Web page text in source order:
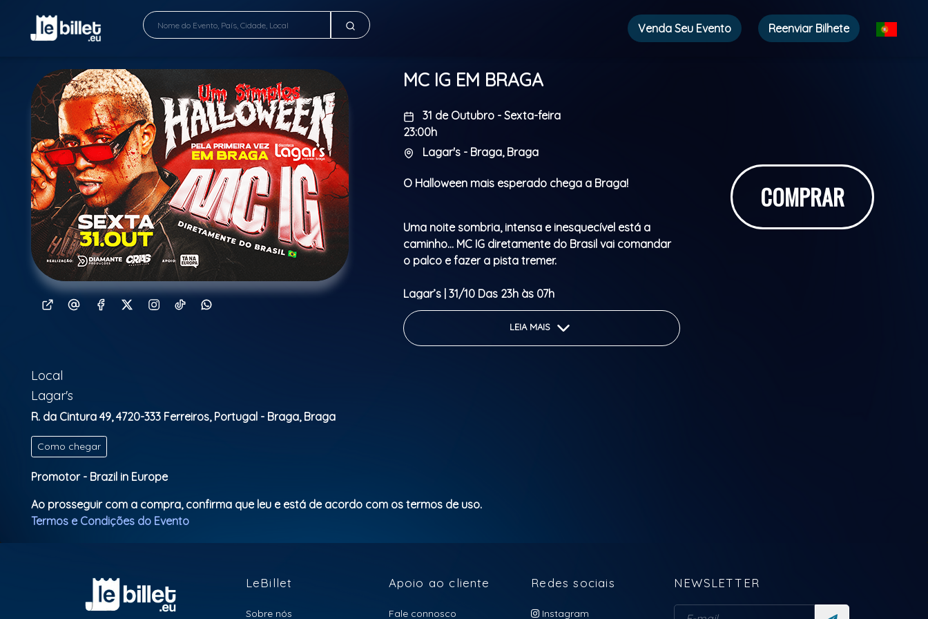
Venda Seu Evento Reenviar Bilhete
MC IG EM BRAGA
31 de Outubro - Sexta-feira
23:00h
Lagar's - Braga, Braga
O Halloween mais esperado chega a Braga!
Uma noite sombria, intensa e inesquecível está a
caminho… MC IG diretamente do Brasil vai comandar
o palco e fazer a pista tremer.
Lagar’s | 31/10 Das 23h às 07h
Entra no clima, junta a tua crew e garante já o teu
bilhete antes que esgote!
LEIA MAIS
COMPRAR
Local
Lagar's
R. da Cintura 49, 4720-333 Ferreiros, Portugal - Braga, Braga
Como chegar
Promotor - Brazil in Europe
Ao prosseguir com a compra, confirma que leu e está de acordo com os termos de uso.
Termos e Condições do Evento
LeBillet
Sobre nós
Apoio ao cliente
Fale connosco
Redes sociais
Instagram
NEWSLETTER